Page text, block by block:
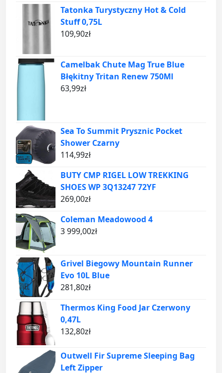
Tatonka Turystyczny Hot & Cold
Stuff 0,75L
109,90zł
Camelbak Chute Mag True Blue
Błękitny Tritan Renew 750Ml
63,99zł
Sea To Summit Prysznic Pocket
Shower Czarny
114,99zł
BUTY CMP RIGEL LOW TREKKING
SHOES WP 3Q13247 72YF
269,00zł
Coleman Meadowood 4
3 999,00zł
Grivel Biegowy Mountain Runner
Evo 10L Blue
281,80zł
Thermos King Food Jar Czerwony
0,47L
132,80zł
Outwell Fir Supreme Sleeping Bag
Left Zipper